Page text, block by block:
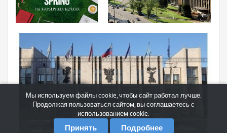
Мы используем файлы cookie, чтобы сайт работал лучше.
Продолжая пользоваться сайтом, вы соглашаетесь с
использованием cookie.
Принять Подробнее